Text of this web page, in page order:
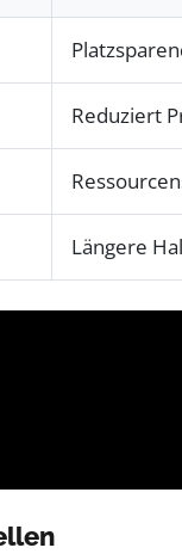
Reduziert
Längere